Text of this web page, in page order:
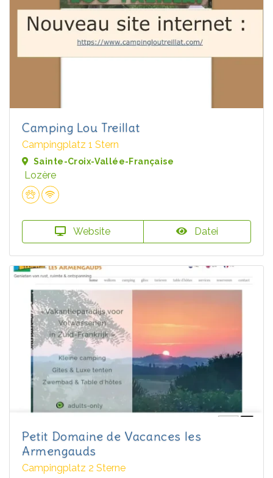
Camping Lou Treillat
Campingplatz 1 Stern
Sainte-Croix-Vallée-Française
Lozère
Website Datei
Petit Domaine de Vacances les
Armengauds
Campingplatz 2 Sterne